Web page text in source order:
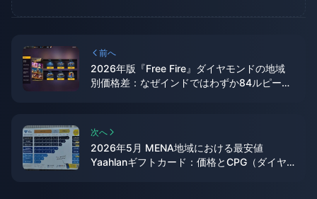
前へ
2026年版『Free Fire』ダイヤモンドの地域
別価格差：なぜインドではわずか84ルピーな
次へ
2026年5月 MENA地域における最安値
Yaahlanギフトカード：価格とCPG（ダイヤ